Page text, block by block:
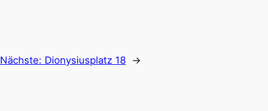
Nächste: Dionysiusplatz 18 →